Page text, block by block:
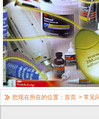
您现在所在的位置： 首页 > 常见